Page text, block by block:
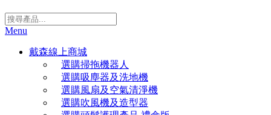
Menu
戴森線上商城
選購掃拖機器人
選購吸塵器及洗地機
選購風扇及空氣清淨機
選購吹風機及造型器